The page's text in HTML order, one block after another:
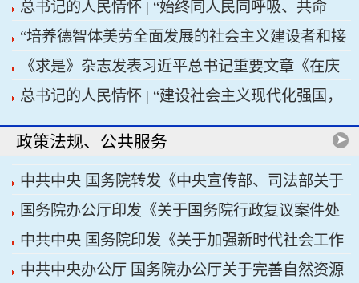
建设健康中国》
总书记的人民情怀 | “始终同人民同呼吸、共命
运、心连心”
“培养德智体美劳全面发展的社会主义建设者和接
班人”——习近平总书记的重要论述指引基础教育
改革发展开创新局面
《求是》杂志发表习近平总书记重要文章《在庆
祝中国共产党成立105周年大会上的讲话》
总书记的人民情怀 | “建设社会主义现代化强国，
关键在科技自立自强”
政策法规、公共服务
中共中央 国务院转发《中央宣传部、司法部关于
开展法治宣传教育的第九个五年规划（2026——
2030年）》
国务院办公厅印发《关于国务院行政复议案件处
理程序的若干规定》
中共中央 国务院印发《关于加强新时代社会工作
的意见》
中共中央办公厅 国务院办公厅关于完善自然资源